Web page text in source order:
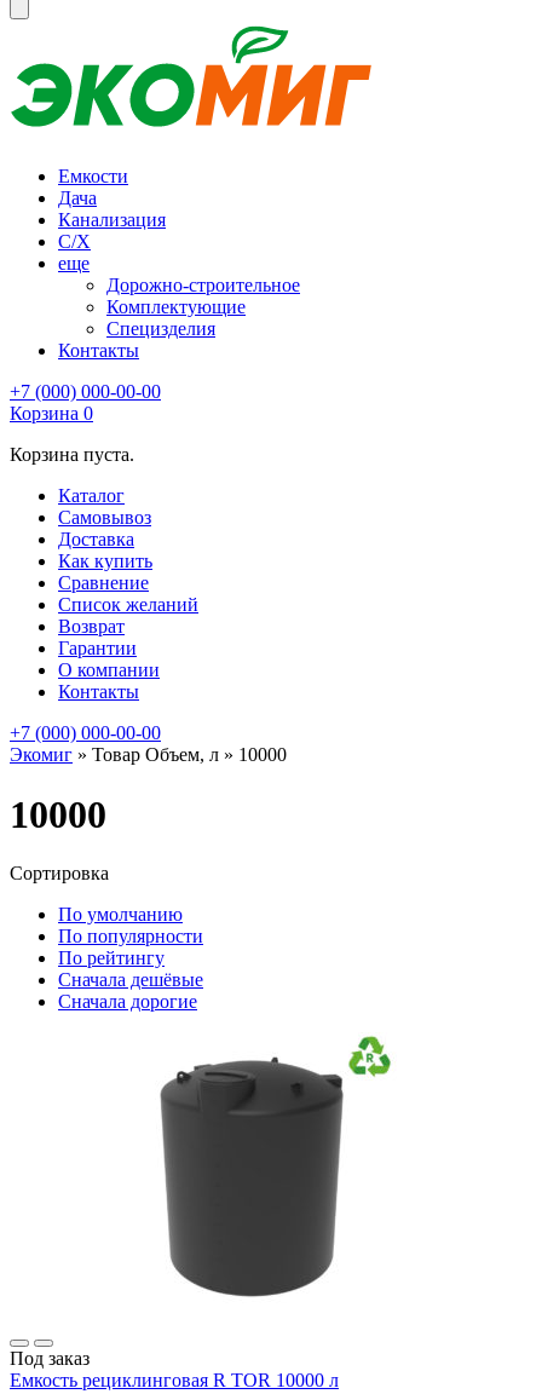
Емкости
Дача
Канализация
С/Х
еще
Дорожно-строительное
Комплектующие
Специзделия
Контакты
+7 (000) 000-00-00
Корзина 0
Корзина пуста.
Каталог
Самовывоз
Доставка
Как купить
Сравнение
Список желаний
Возврат
Гарантии
О компании
Контакты
+7 (000) 000-00-00
Экомиг » Товар Объем, л » 10000
10000
Сортировка
По умолчанию
По популярности
По рейтингу
Сначала дешёвые
Сначала дорогие
Под заказ
Емкость рециклинговая R TOR 10000 л